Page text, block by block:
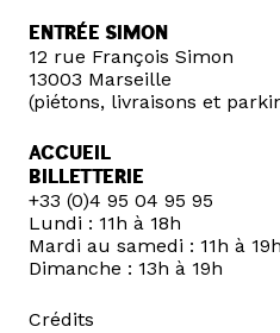
ENTRÉE SIMON
12 rue François Simon
13003 Marseille
(piétons, livraisons et
ACCUEIL
BILLETTERIE
+33 (0)4 95 04 95 95
Lundi : 11h à 18h
Mardi au samedi : 11h à 19h
Dimanche : 13h à 19h
Crédits